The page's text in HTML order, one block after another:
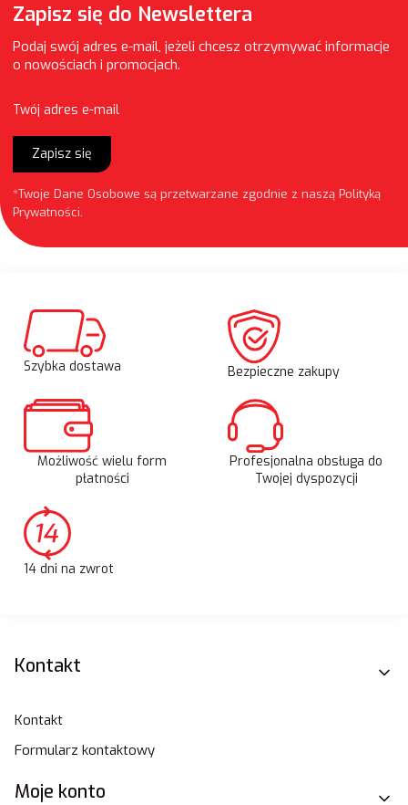
Zapisz się do Newslettera
Podaj swój adres e-mail, jeżeli chcesz otrzymywać informacje
o nowościach i promocjach.
Twój adres e-mail
Zapisz się
*Twoje Dane Osobowe są przetwarzane zgodnie z naszą Polityką
Prywatności.
Szybka dostawa Bezpieczne zakupy
Możliwość wielu form
płatności
Profesjonalna obsługa do
Twojej dyspozycji
14 dni na zwrot
Linki w stopce
Kontakt
Kontakt
Formularz kontaktowy
Moje konto